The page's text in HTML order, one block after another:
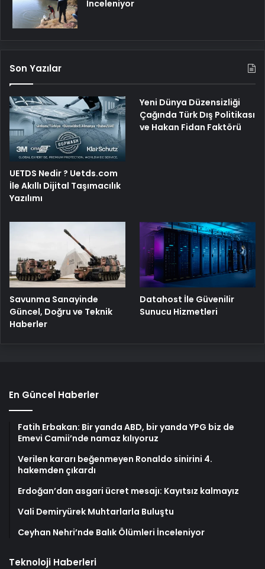
İnceleniyor
Son Yazılar
UETDS Nedir ? Uetds.com
İle Akıllı Dijital Taşımacılık
Yazılımı
Yeni Dünya Düzensizliği
Çağında Türk Dış Politikası
ve Hakan Fidan Faktörü
Savunma Sanayinde
Güncel, Doğru ve Teknik
Haberler
Datahost İle Güvenilir
Sunucu Hizmetleri
En Güncel Haberler
Fatih Erbakan: Bir yanda ABD, bir yanda YPG biz de
Emevi Camii’nde namaz kılıyoruz
Verilen kararı beğenmeyen Ronaldo sinirini 4.
hakemden çıkardı
Erdoğan’dan asgari ücret mesajı: Kayıtsız kalmayız
Vali Demiryürek Muhtarlarla Buluştu
Ceyhan Nehri’nde Balık Ölümleri İnceleniyor
Teknoloji Haberleri